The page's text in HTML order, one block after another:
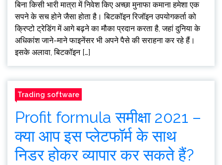
बिना किसी भारी मात्रा में निवेश किए अच्छा मुनाफा कमाना हमेशा एक
सपने के सच होने जैसा होता है। बिटकॉइन रिजॉइन उपयोगकर्ता को
क्रिप्टो ट्रेडिंग में आगे बढ़ने का मौका प्रदान करता है, जहां दुनिया के
अधिकांश जाने-माने फाइनेंसर भी अपने पैसे की सराहना कर रहे हैं।
इसके अलावा, बिटकॉइन […]
Trading software
Profit formula समीक्षा 2021 –
क्या आप इस प्लेटफॉर्म के साथ
निडर होकर व्यापार कर सकते हैं?